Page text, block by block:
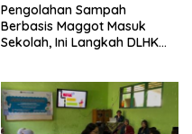
Pengolahan Sampah
Berbasis Maggot Masuk
Sekolah, Ini Langkah DLHK